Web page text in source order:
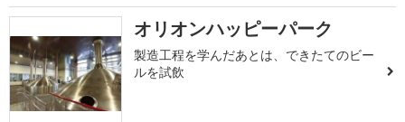
オリオンハッピーパーク
製造工程を学んだあとは、できたてのビー
ルを試飲